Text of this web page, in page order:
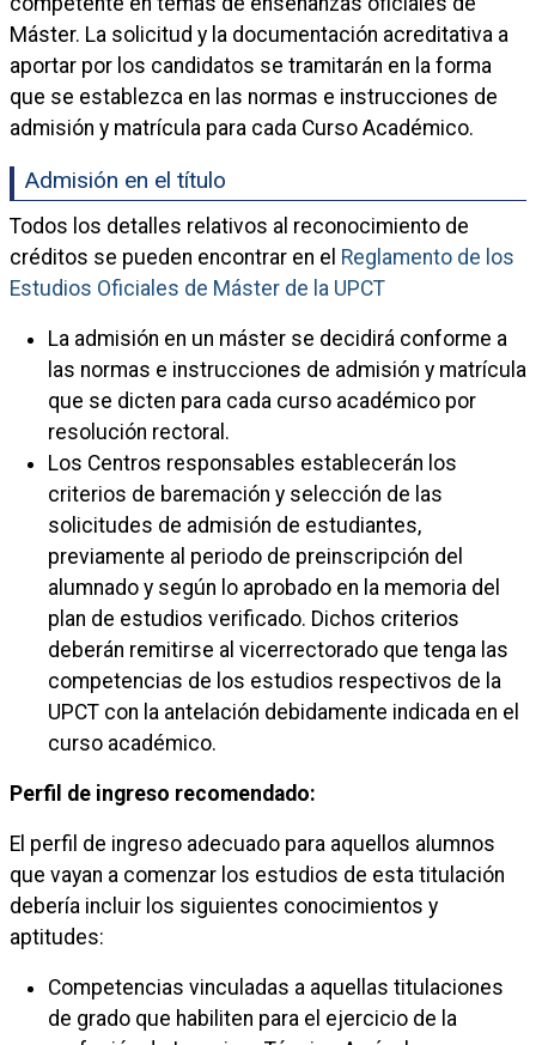
Máster. La solicitud y la documentación acreditativa a
aportar por los candidatos se tramitarán en la forma
que se establezca en las normas e instrucciones de
admisión y matrícula para cada Curso Académico.
Admisión en el título
Todos los detalles relativos al reconocimiento de
créditos se pueden encontrar en el Reglamento de los
Estudios Oficiales de Máster de la UPCT
La admisión en un máster se decidirá conforme a
las normas e instrucciones de admisión y matrícula
que se dicten para cada curso académico por
resolución rectoral.
Los Centros responsables establecerán los
criterios de baremación y selección de las
solicitudes de admisión de estudiantes,
previamente al periodo de preinscripción del
alumnado y según lo aprobado en la memoria del
plan de estudios verificado. Dichos criterios
deberán remitirse al vicerrectorado que tenga las
competencias de los estudios respectivos de la
UPCT con la antelación debidamente indicada en el
curso académico.
Perfil de ingreso recomendado:
El perfil de ingreso adecuado para aquellos alumnos
que vayan a comenzar los estudios de esta titulación
debería incluir los siguientes conocimientos y
aptitudes:
Competencias vinculadas a aquellas titulaciones
de grado que habiliten para el ejercicio de la